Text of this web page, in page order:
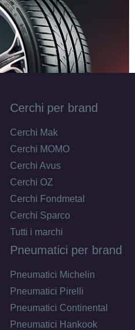
Cerchi per brand
Cerchi Mak
Cerchi MOMO
Cerchi Avus
Cerchi OZ
Cerchi Fondmetal
Cerchi Sparco
Tutti i marchi
Pneumatici per brand
Pneumatici Michelin
Pneumatici Pirelli
Pneumatici Continental
Pneumatici Hankook